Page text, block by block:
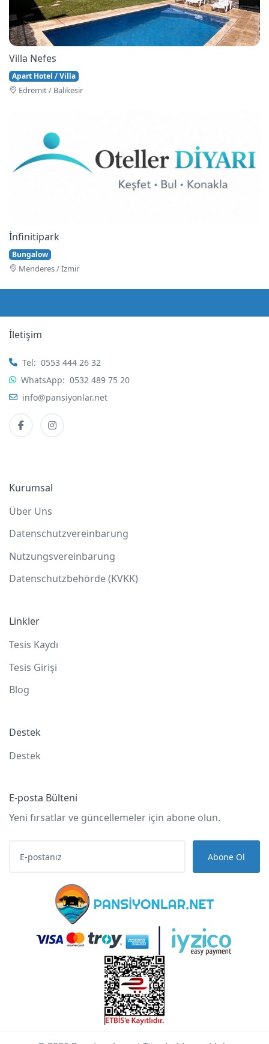
Villa Nefes
Apart Hotel / Villa
Edremi̇t / Balıkesir
İnfinitipark
Bungalow
Menderes / İzmir
İletişim
Tel: 0553 444 26 32
WhatsApp: 0532 489 75 20
info@pansiyonlar.net
Kurumsal
Über Uns
Datenschutzvereinbarung
Nutzungsvereinbarung
Datenschutzbehörde (KVKK)
Linkler
Tesis Kaydı
Tesis Girişi
Blog
Destek
Destek
E-posta Bülteni
Yeni fırsatlar ve güncellemeler için abone olun.
Abone Ol